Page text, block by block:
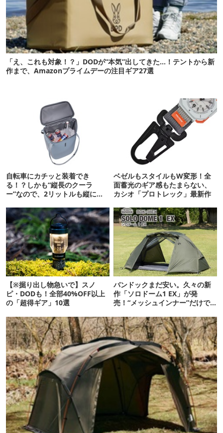
「え、これも対象！？」DODが“本気”出してきた…！テントから新
作まで、Amazonプライムデーの注目ギア27選
自転車にカチッと装着でき
る！？しかも“縦長のクーラ
ー”なので、2リットルも縦に入
ベゼルもスタイルもW変形！全
面蓄光のギア感もたまらない、
カシオ「プロトレック」最新作
【※掘り出し物急いで】スノ
ピ・DODも！全部40%OFF以上
の「超得ギア」10選
バンドックまだ安い。久々の新
作「ソロドーム1 EX」が発
売！“メッシュインナー”だけで